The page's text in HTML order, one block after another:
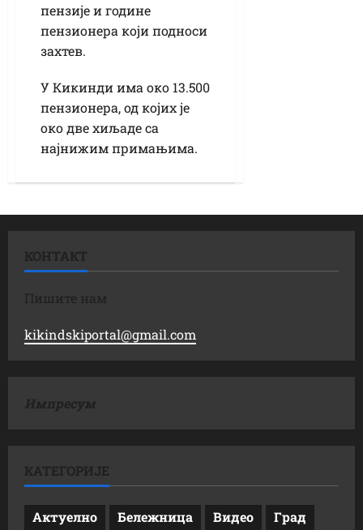
пензије и године
пензионера који подноси
захтев.
У Кикинди има око 13.500
пензионера, од којих је
око две хиљаде са
најнижим примањима.
КОНТАКТ
Пишите нам
kikindskiportal@gmail.com
Импресум
КАТЕГОРИЈЕ
Актуелно Бележница Видео
Град